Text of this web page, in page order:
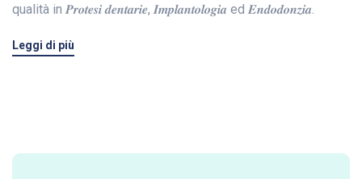
qualità in 𝑷𝒓𝒐𝒕𝒆𝒔𝒊 𝒅𝒆𝒏𝒕𝒂𝒓𝒊𝒆, 𝑰𝒎𝒑𝒍𝒂𝒏𝒕𝒐𝒍𝒐𝒈𝒊𝒂 ed 𝑬𝒏𝒅𝒐𝒅𝒐𝒏𝒛𝒊𝒂.
Leggi di più